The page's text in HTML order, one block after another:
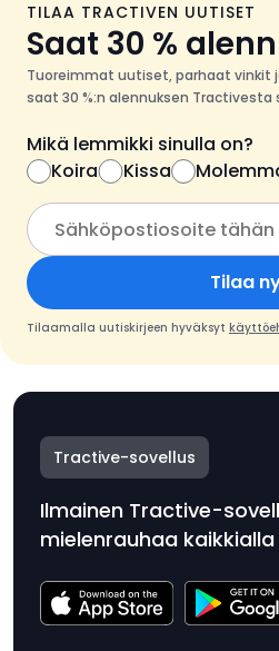
TILAA TRACTIVEN UUTISET
Saat 30 %
Tuoreimmat uutiset, parhaat vinkit
saat 30 %:n alennuksen Tractivesta
Mikä lemmikki sinulla on?
Koira
Kissa
Tilaa
Tilaamalla uutiskirjeen hyväksyt
Tractive-sovellus
Ilmainen Tractive-
mielenrauhaa kaikkialla